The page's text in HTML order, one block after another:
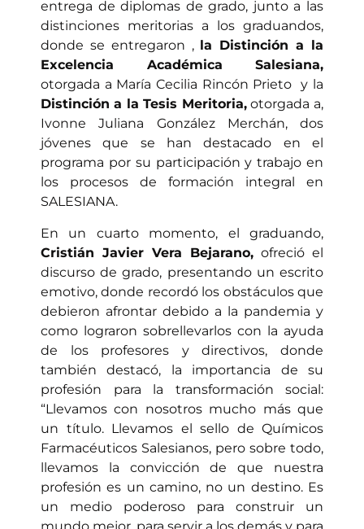
graduados salesianos junto a
los profesores.
entrega de diplomas de grado, junto a las
distinciones meritorias a los graduandos,
donde se entregaron , la Distinción a la
Excelencia Académica Salesiana,
otorgada a María Cecilia Rincón Prieto y la
Distinción a la Tesis Meritoria,otorgada a,
Ivonne Juliana González Merchán, dos
jóvenes que se han destacado en el
programa por su participación y trabajo en
los procesos de formación integral en
SALESIANA.
En un cuarto momento, el graduando,
Cristián Javier Vera Bejarano, ofreció el
discurso de grado, presentando un escrito
emotivo, donde recordó los obstáculos que
debieron afrontar debido a la pandemia y
como lograron sobrellevarlos con la ayuda
de los profesores y directivos, donde
también destacó, la importancia de su
profesión para la transformación social:
“Llevamos con nosotros mucho más que
un título. Llevamos el sello de Químicos
Farmacéuticos Salesianos, pero sobre todo,
llevamos la convicción de que nuestra
profesión es un camino, no un destino. Es
un medio poderoso para construir un